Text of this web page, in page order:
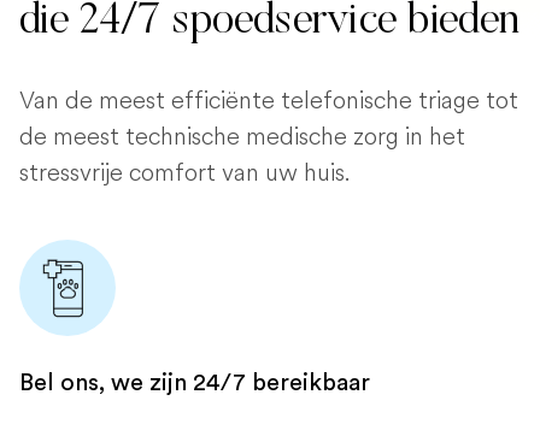
die 24/7 spoedservice bieden
Van de meest efficiënte telefonische triage tot
de meest technische medische zorg in het
stressvrije comfort van uw huis.
Bel ons, we zijn 24/7 bereikbaar